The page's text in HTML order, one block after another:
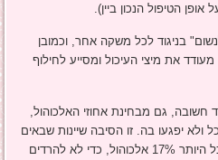
הטיפול הנכון ביין).
בניגוד לכל משקה אחר, וכמובן
מעודד את מיצי העיכול ומסייע לחילוף
גם מבחינת אחוזי האלכוהול,
ולא יפגעו בה. זו הסיבה שיינות שבאים
לפני הארוחה – האפרטיף- יכללו לכל היותר 17% אלכוהול, כדי לא להרדים